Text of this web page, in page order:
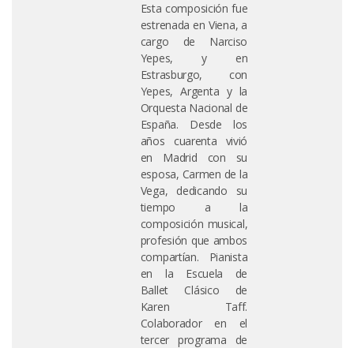
Esta composición fue
estrenada en Viena, a
cargo de Narciso
Yepes, y en
Estrasburgo, con
Yepes, Argenta y la
Orquesta Nacional de
España. Desde los
años cuarenta vivió
en Madrid con su
esposa, Carmen de la
Vega, dedicando su
tiempo a la
composición musical,
profesión que ambos
compartían. Pianista
en la Escuela de
Ballet Clásico de
Karen Taff.
Colaborador en el
tercer programa de